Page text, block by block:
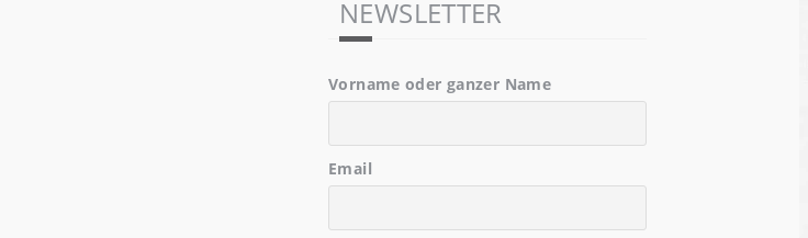
NEWSLETTER
Vorname oder ganzer Name
Email